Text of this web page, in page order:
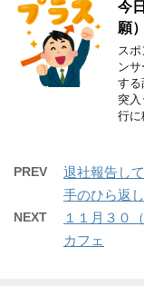
今
願
ス
ン
する
突
行に
PREV
退社報告し
手のひら返
NEXT
１１月３０
カフェ